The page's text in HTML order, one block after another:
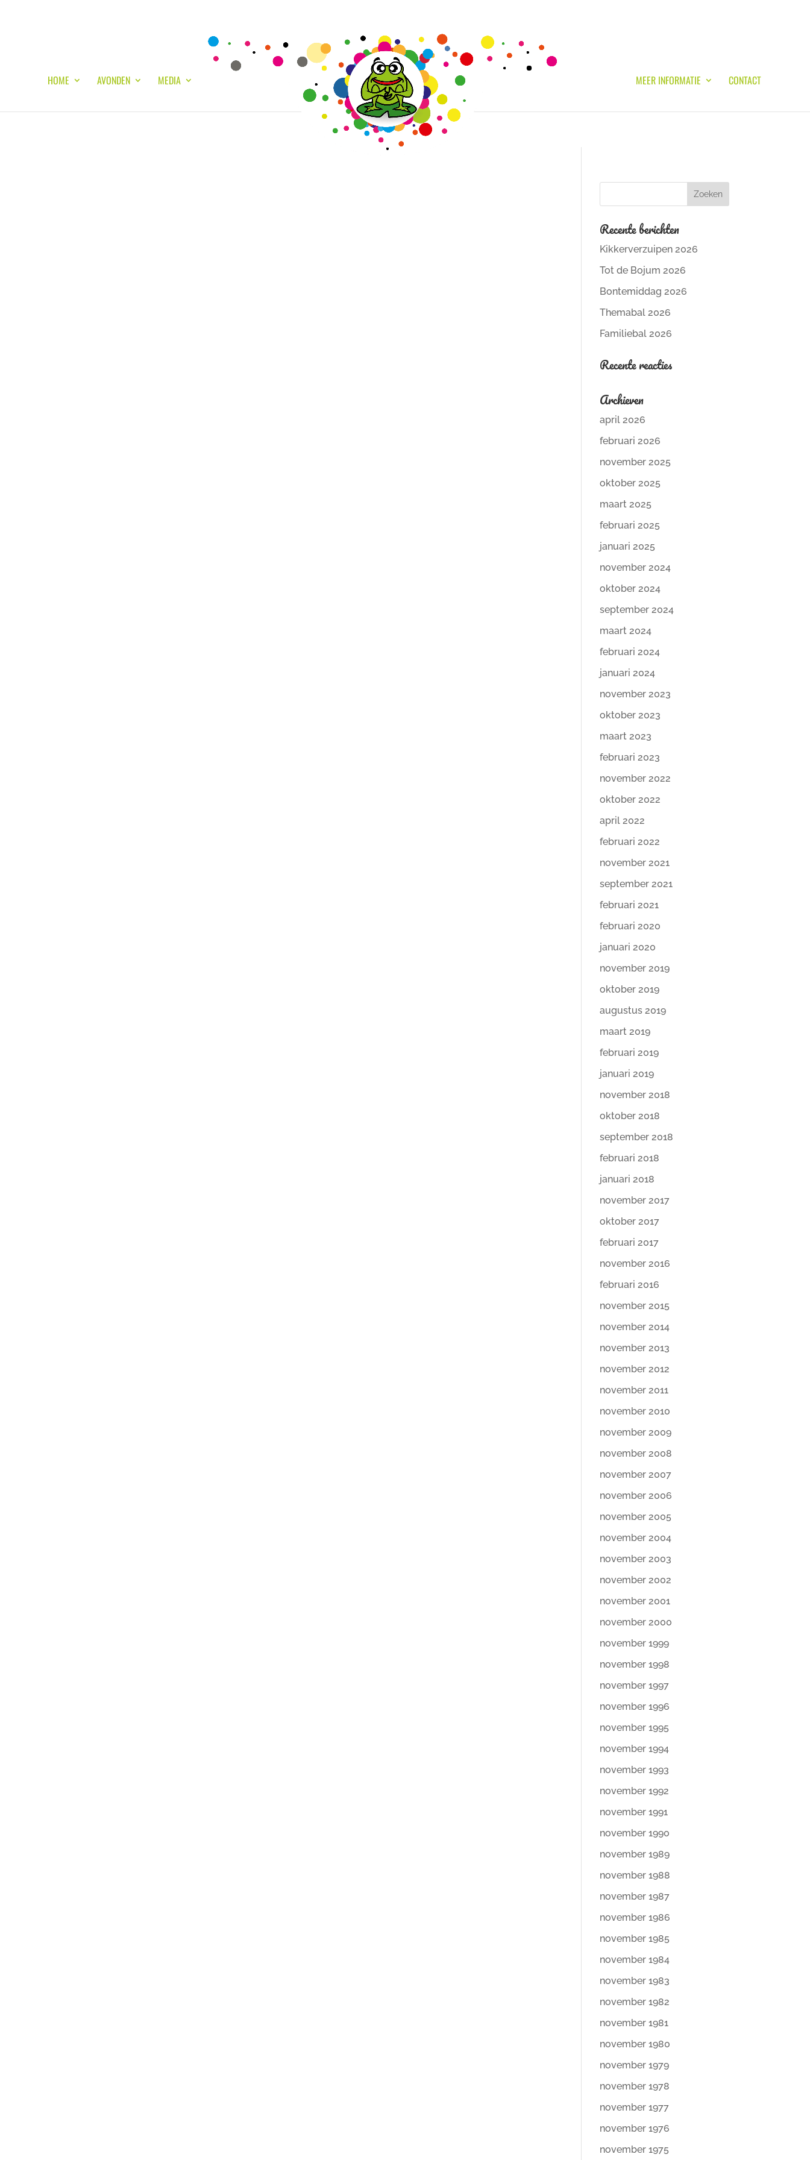
HOME AVONDEN MEDIA MEER INFORMATIE CONTACT
Recente berichten
Kikkerverzuipen 2026
Tot de Bojum 2026
Bontemiddag 2026
Themabal 2026
Familiebal 2026
Recente reacties
Archieven
april 2026
februari 2026
november 2025
oktober 2025
maart 2025
februari 2025
januari 2025
november 2024
oktober 2024
september 2024
maart 2024
februari 2024
januari 2024
november 2023
oktober 2023
maart 2023
februari 2023
november 2022
oktober 2022
april 2022
februari 2022
november 2021
september 2021
februari 2021
februari 2020
januari 2020
november 2019
oktober 2019
augustus 2019
maart 2019
februari 2019
januari 2019
november 2018
oktober 2018
september 2018
februari 2018
januari 2018
november 2017
oktober 2017
februari 2017
november 2016
februari 2016
november 2015
november 2014
november 2013
november 2012
november 2011
november 2010
november 2009
november 2008
november 2007
november 2006
november 2005
november 2004
november 2003
november 2002
november 2001
november 2000
november 1999
november 1998
november 1997
november 1996
november 1995
november 1994
november 1993
november 1992
november 1991
november 1990
november 1989
november 1988
november 1987
november 1986
november 1985
november 1984
november 1983
november 1982
november 1981
november 1980
november 1979
november 1978
november 1977
november 1976
november 1975